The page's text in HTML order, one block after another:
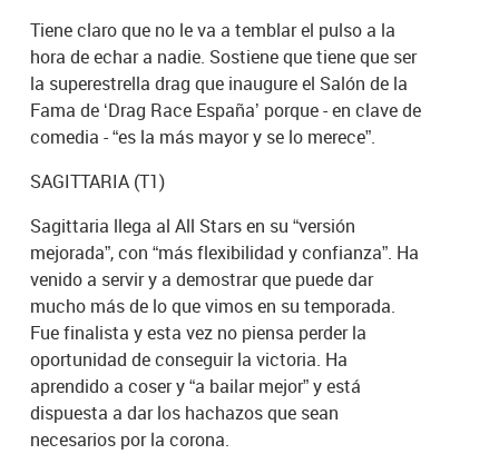
Tiene claro que no le va a temblar el pulso a la
hora de echar a nadie. Sostiene que tiene que ser
la superestrella drag que inaugure el Salón de la
Fama de ‘Drag Race España’ porque - en clave de
comedia - “es la más mayor y se lo merece”.
SAGITTARIA (T1)
Sagittaria llega al All Stars en su “versión
mejorada”, con “más flexibilidad y confianza”. Ha
venido a servir y a demostrar que puede dar
mucho más de lo que vimos en su temporada.
Fue finalista y esta vez no piensa perder la
oportunidad de conseguir la victoria. Ha
aprendido a coser y “a bailar mejor” y está
dispuesta a dar los hachazos que sean
necesarios por la corona.